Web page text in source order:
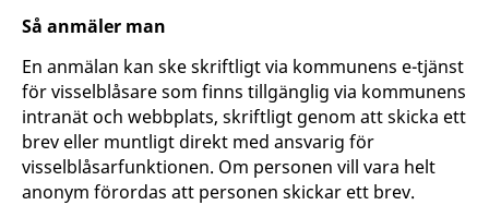
Så anmäler man
En anmälan kan ske skriftligt via kommunens e-tjänst
för visselblåsare som finns tillgänglig via kommunens
intranät och webbplats, skriftligt genom att skicka ett
brev eller muntligt direkt med ansvarig för
visselblåsarfunktionen. Om personen vill vara helt
anonym förordas att personen skickar ett brev.